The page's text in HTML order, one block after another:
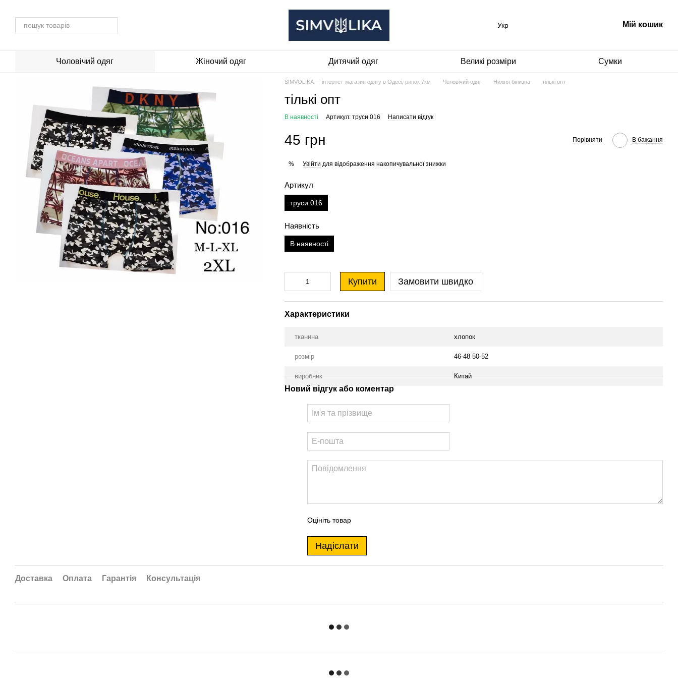
Укр Мій кошик
Чоловічий одяг Жіночий одяг Дитячий одяг Великі розміри Сумки
SIMVOLIKA — інтернет-магазин одягу в Одесі, ринок 7км Чоловічий одяг Нижня білизна тількі опт
тількі опт
В наявності Артикул: труси 016 Написати відгук
45 грн Порівняти В бажання
% Увійти для відображення накопичувальної знижки
Артикул
труси 016
Наявність
В наявності
Купити Замовити швидко
Характеристики
тканина хлопок
розмір 46-48 50-52
виробник Китай
Новий відгук або коментар
Оцініть товар
Надіслати
Доставка Оплата Гарантія Консультація